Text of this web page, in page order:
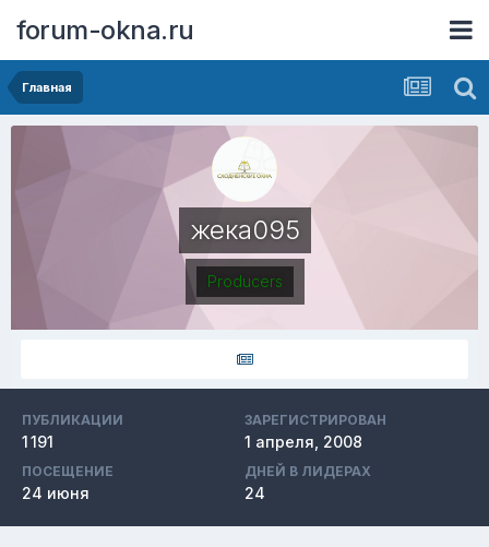
forum-okna.ru
Главная
жека095
Producers
ПУБЛИКАЦИИ
1 191
ЗАРЕГИСТРИРОВАН
1 апреля, 2008
ПОСЕЩЕНИЕ
24 июня
ДНЕЙ В ЛИДЕРАХ
24